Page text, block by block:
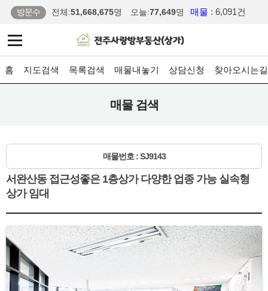
방문수 전체:51,668,675명 오늘:77,649명 매물 : 6,091건
홈 지도검색 목록검색 매물내놓기 상담신청 찾아오시는길
매물 검색
매물번호 : SJ9143
서완산동 접근성좋은 1층상가 다양한 업종 가능 실속형
상가 임대